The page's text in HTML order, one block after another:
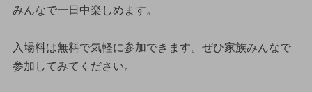
みんなで一日中楽しめます。
入場料は無料で気軽に参加できます。ぜひ家族みんなで
参加してみてください。